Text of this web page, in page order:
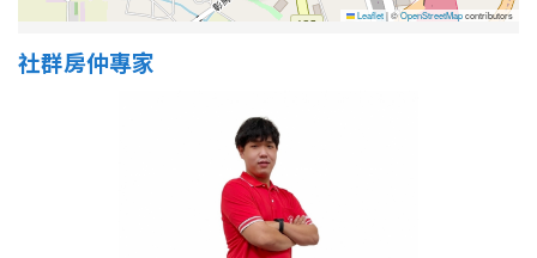
Leaflet|©OpenStreetMapcontributors
社群房仲專家